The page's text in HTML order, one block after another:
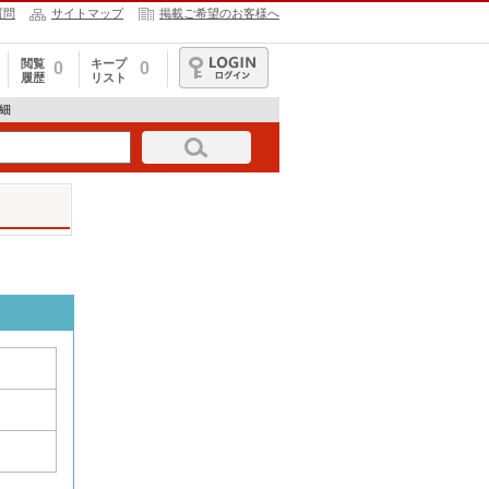
問 サイトマップ 掲載ご希望のお客様へ
閲覧
履歴
0
キープ
リスト
0
ログイン